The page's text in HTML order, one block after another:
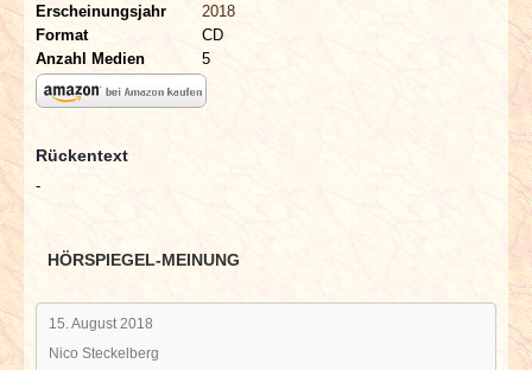
Erscheinungsjahr
2018
Format
CD
Anzahl Medien
5
Rückentext
-
HÖRSPIEGEL-MEINUNG
15. August 2018
Nico Steckelberg